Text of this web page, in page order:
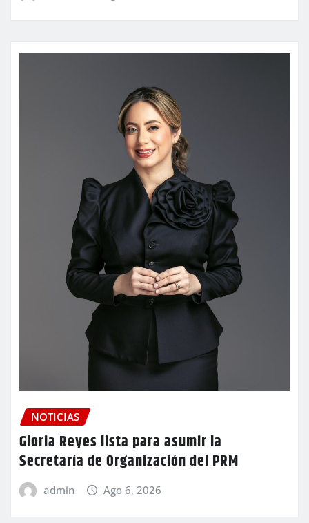
NOTICIAS
Gloria Reyes lista para asumir la
Secretaría de Organización del PRM
admin Ago 6, 2026